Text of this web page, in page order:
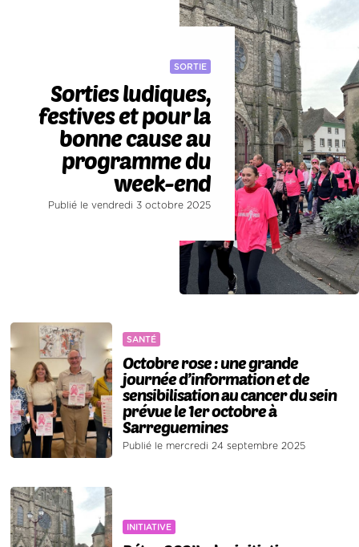
SORTIE
Sorties ludiques,
festives et pour la
bonne cause au
programme du
week-end
Publié le vendredi 3 octobre 2025
SANTÉ
Octobre rose : une grande
journée d’information et de
sensibilisation au cancer du sein
prévue le 1er octobre à
Sarreguemines
Publié le mercredi 24 septembre 2025
INITIATIVE